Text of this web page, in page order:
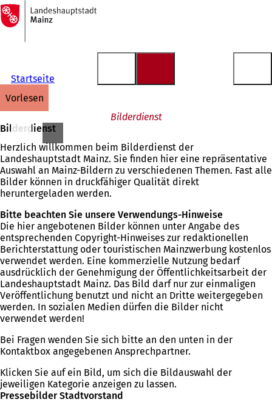
Inhalt anspringen
Zur
Startseite
Startseite
vorlesen
Bilderdienst
Bilderdienst
Herzlich willkommen beim Bilderdienst der
Landeshauptstadt Mainz. Sie finden hier eine repräsentative
Auswahl an Mainz-Bildern zu verschiedenen Themen. Fast alle
Bilder können in druckfähiger Qualität direkt
heruntergeladen werden.
Bitte beachten Sie unsere Verwendungs-Hinweise
Die hier angebotenen Bilder können unter Angabe des
entsprechenden Copyright-Hinweises zur redaktionellen
Berichterstattung oder touristischen Mainzwerbung kostenlos
verwendet werden. Eine kommerzielle Nutzung bedarf
ausdrücklich der Genehmigung der Öffentlichkeitsarbeit der
Landeshauptstadt Mainz. Das Bild darf nur zur einmaligen
Veröffentlichung benutzt und nicht an Dritte weitergegeben
werden. In sozialen Medien dürfen die Bilder nicht
verwendet werden!
Bei Fragen wenden Sie sich bitte an den unten in der
Kontaktbox angegebenen Ansprechpartner.
Klicken Sie auf ein Bild, um sich die Bildauswahl der
jeweiligen Kategorie anzeigen zu lassen.
Pressebilder Stadtvorstand